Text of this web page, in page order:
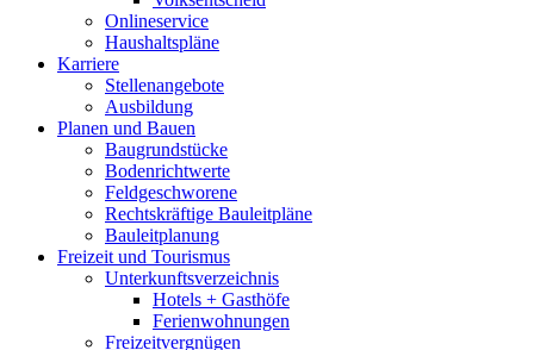
Onlineservice
Haushaltspläne
Karriere
Stellenangebote
Ausbildung
Planen und Bauen
Baugrundstücke
Bodenrichtwerte
Feldgeschworene
Rechtskräftige Bauleitpläne
Bauleitplanung
Freizeit und Tourismus
Unterkunftsverzeichnis
Hotels + Gasthöfe
Ferienwohnungen
Freizeitvergnügen